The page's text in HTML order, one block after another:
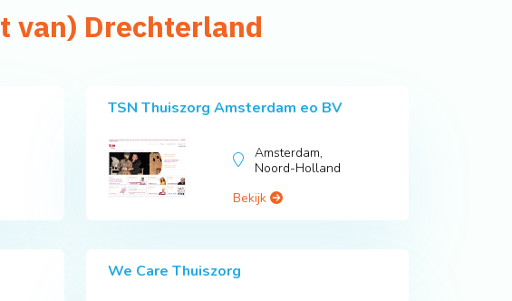
van) Drechterland
TSN Thuiszorg Amsterdam eo BV
Amsterdam,
Noord-Holland
Bekijk
We Care Thuiszorg